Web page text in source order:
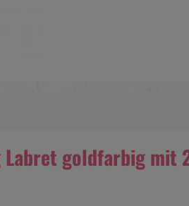
goldfarbig mit